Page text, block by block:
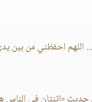
"... اللهم احفظني من